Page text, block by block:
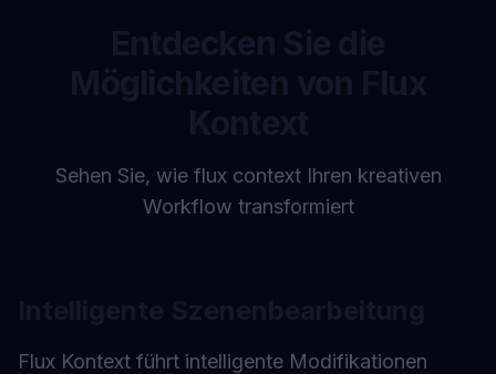
Sehen Sie, wie flux context Ihren kreativen
Workflow transformiert
Flux Kontext führt intelligente Modifikationen